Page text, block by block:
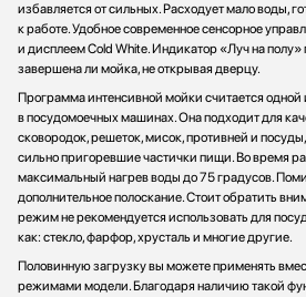
избавляется от сильных. Расходует мало воды,
к работе. Удобное современное сенсорное
и дисплеем Cold White. Индикатор «Луч на полу»
завершена ли мойка, не открывая дверцу.
Программа интенсивной мойки считается
в посудомоечных машинах. Она подходит для
сковородок, решеток, мисок, противней и
сильно пригоревшие частички пищи. Во время
максимальный нагрев воды до 75 градусов.
дополнительное полоскание. Стоит обратить
режим не рекомендуется использовать для
как: стекло, фарфор, хрусталь и многие другие.
Половинную загрузку вы можете применять
режимами модели. Благодаря наличию такой